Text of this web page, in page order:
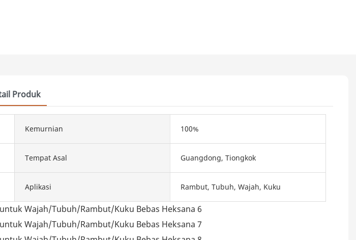
Produk
Kemurnian 100%
Tempat Asal Guangdong, Tiongkok
Aplikasi Rambut, Tubuh, Wajah, Kuku